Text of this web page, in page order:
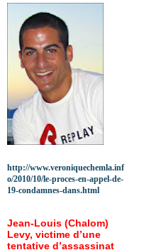
http://www.veroniquechemla.inf
o/2010/10/le-proces-en-appel-de-
19-condamnes-dans.html
Jean-Louis (Chalom)
Levy, victime d’une
tentative d’assassinat